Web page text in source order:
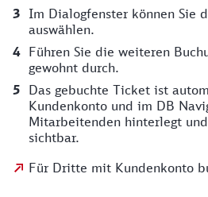
Im Dialogfenster können Sie
auswählen.
Führen Sie die weiteren
gewohnt durch.
Das gebuchte Ticket ist
Kundenkonto und im DB
Mitarbeitenden hinterlegt
sichtbar.
Für Dritte mit Kundenkonto